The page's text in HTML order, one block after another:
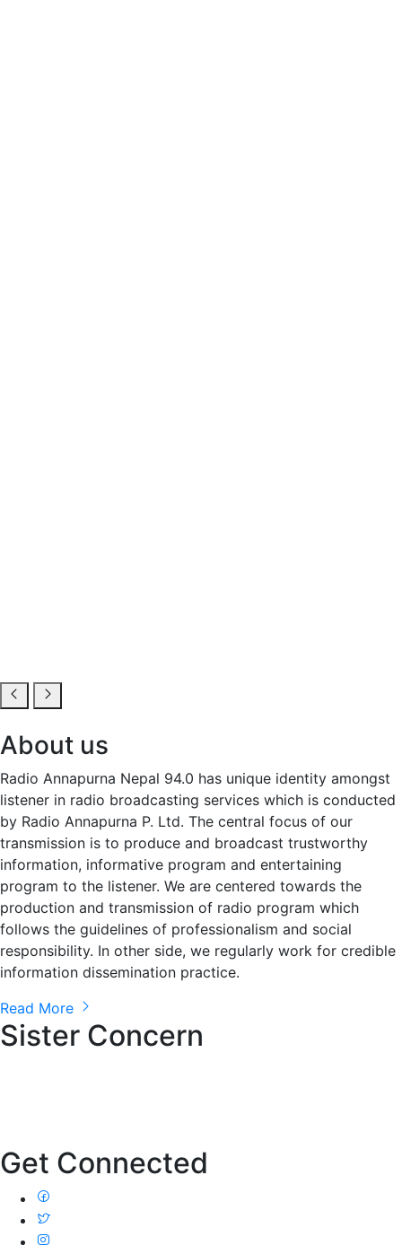
About us
Radio Annapurna Nepal 94.0 has unique identity amongst
listener in radio broadcasting services which is conducted
by Radio Annapurna P. Ltd. The central focus of our
transmission is to produce and broadcast trustworthy
information, informative program and entertaining
program to the listener. We are centered towards the
production and transmission of radio program which
follows the guidelines of professionalism and social
responsibility. In other side, we regularly work for credible
information dissemination practice.
Read More
Sister Concern
Get Connected